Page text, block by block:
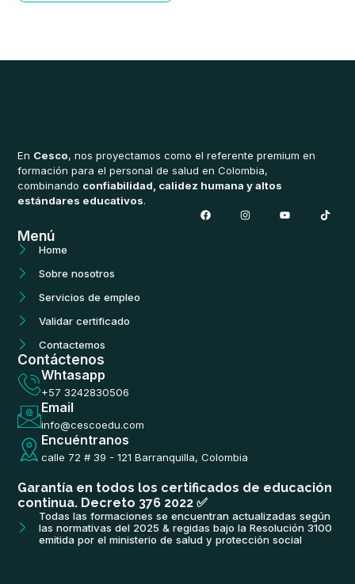
En Cesco, nos proyectamos como el referente premium en
formación para el personal de salud en Colombia,
combinando confiabilidad, calidez humana y altos
estándares educativos.
F
a
I
n
o
T
i
Menú
Home
Sobre nosotros
Servicios de empleo
Validar certificado
Contactemos
Contáctenos
Whtasapp
+57 3242830506
Email
info@cescoedu.com
Encuéntranos
calle 72 # 39 - 121 Barranquilla, Colombia
Garantía en todos los certificados de educación
continua. Decreto 376 2022 ✅
Todas las formaciones se encuentran actualizadas según
las normativas del 2025 & regidas bajo la Resolución 3100
emitida por el ministerio de salud y protección social